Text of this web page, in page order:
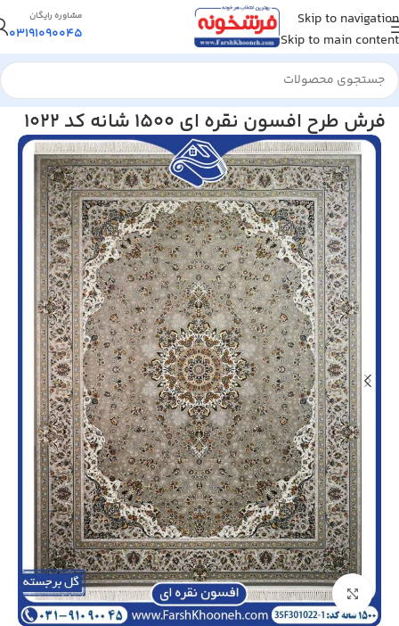
Skip to navigation
Skip to main content
مشاوره رایگان
03191090045
خانه/فرش ماشینی/فرش 1500 شانه
فرش طرح افسون نقره ای 1500 شانه کد 1022
بزرگنمایی تصویر